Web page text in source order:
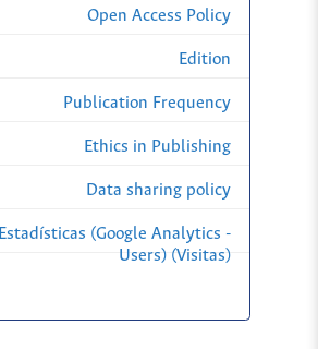
Open Access Policy
Edition
Publication Frequency
Ethics in Publishing
Data sharing policy
Estadísticas (Google Analytics -
Users) (Visitas)